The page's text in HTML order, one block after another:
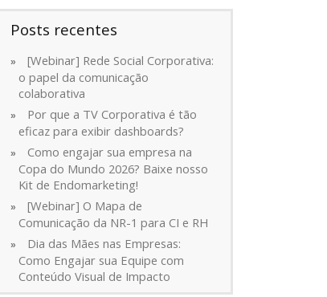
Posts recentes
[Webinar] Rede Social Corporativa:
o papel da comunicação
colaborativa
Por que a TV Corporativa é tão
eficaz para exibir dashboards?
Como engajar sua empresa na
Copa do Mundo 2026? Baixe nosso
Kit de Endomarketing!
[Webinar] O Mapa de
Comunicação da NR-1 para CI e RH
Dia das Mães nas Empresas:
Como Engajar sua Equipe com
Conteúdo Visual de Impacto